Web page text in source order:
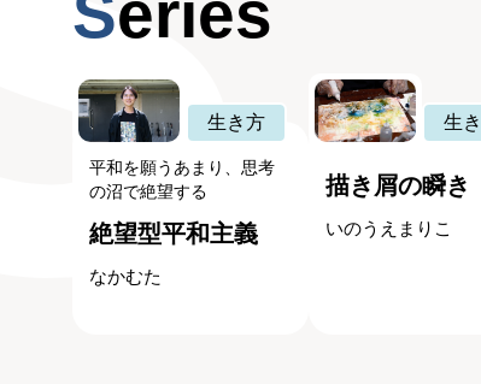
生き方
平和を願うあまり、思考
の沼で絶望する
絶望型平和主義
なかむた
生
描き屑の瞬き
いのうえまりこ